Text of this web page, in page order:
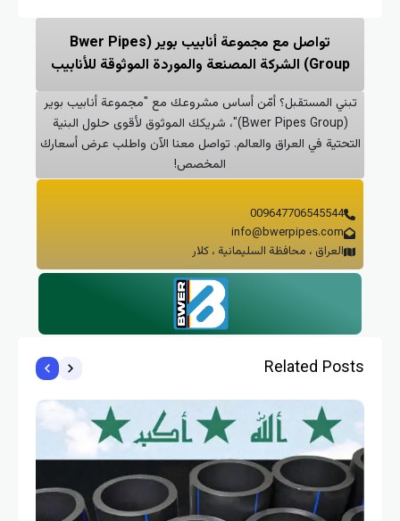
تواصل مع مجموعة أنابيب بوير (Bwer Pipes
Group) الشركة المصنعة والموردة الموثوقة للأنابيب
تبني المستقبل؟ أمّن أساس مشروعك مع "مجموعة أنابيب بوير
(Bwer Pipes Group)"، شريكك الموثوق لأقوى حلول البنية
التحتية في العراق والعالم. تواصل معنا الآن واطلب عرض أسعارك
المخصص!
009647706545544
info@bwerpipes.com
العراق ، محافظة السليمانية ، كلار
Related Posts